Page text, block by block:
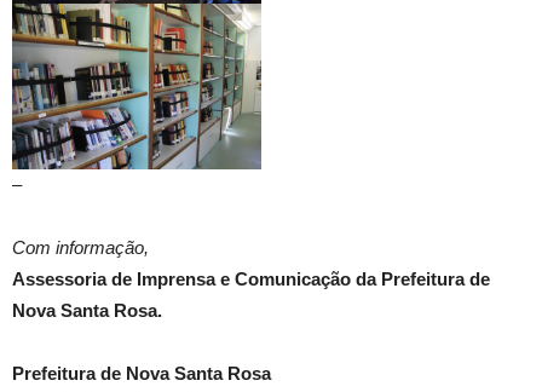
–
Com informação,
Assessoria de Imprensa e Comunicação da Prefeitura de
Nova Santa Rosa.
Prefeitura de Nova Santa Rosa